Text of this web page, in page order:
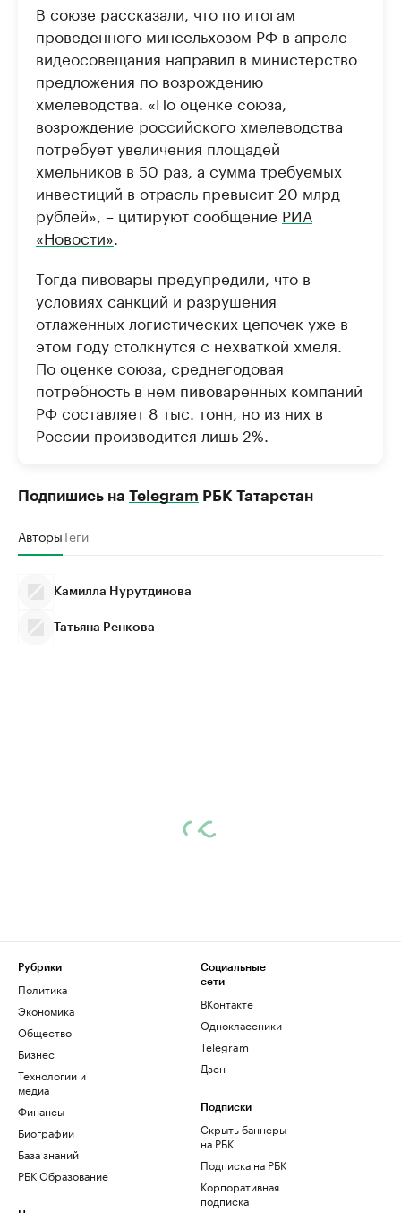
В союзе рассказали, что по итогам
проведенного минсельхозом РФ в апреле
видеосовещания направил в министерство
предложения по возрождению
хмелеводства. «По оценке союза,
возрождение российского хмелеводства
потребует увеличения площадей
хмельников в 50 раз, а сумма требуемых
инвестиций в отрасль превысит 20 млрд
рублей», – цитируют сообщение РИА
«Новости»
Тогда пивовары предупредили, что в
условиях санкций и разрушения
отлаженных логистических цепочек уже в
этом году столкнутся с нехваткой хмеля.
По оценке союза, среднегодовая
потребность в нем пивоваренных компаний
РФ составляет 8 тыс. тонн, но из них в
России производится лишь 2%.
Подпишись на Telegram РБК Татарстан
АвторыТеги
Камилла Нурутдинова
Татьяна Ренкова
Рубрики
Политика
Экономика
Общество
Бизнес
Технологии и
медиа
Финансы
Биографии
База знаний
РБК Образование
Социальные
сети
ВКонтакте
Одноклассники
Telegram
Дзен
Подписки
Скрыть баннеры
на РБК
Подписка на РБК
Корпоративная
подписка